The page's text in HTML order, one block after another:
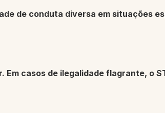
de conduta diversa em situações
casos de ilegalidade flagrante, o